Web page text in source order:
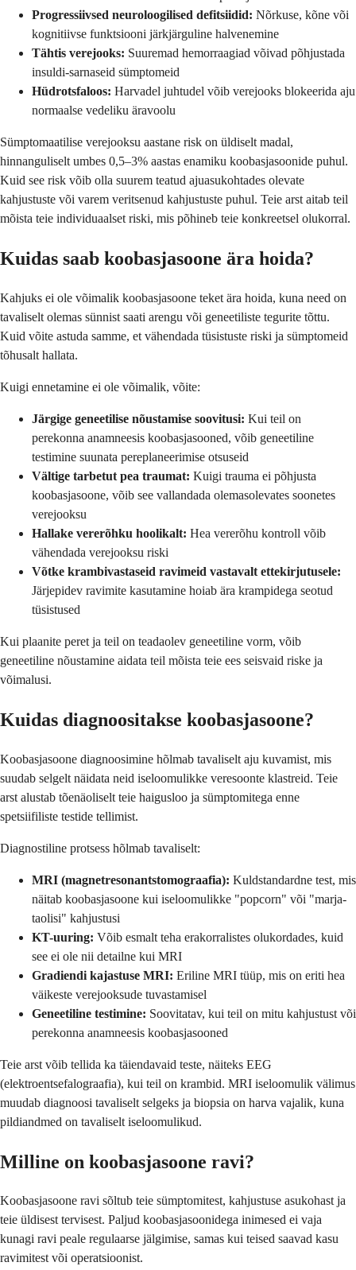
Progressiivsed neuroloogilised defitsiidid: Nõrkuse, kõne või
kognitiivse funktsiooni järkjärguline halvenemine
Tähtis verejooks: Suuremad hemorraagiad võivad põhjustada
insuldi-sarnaseid sümptomeid
Hüdrotsfaloos: Harvadel juhtudel võib verejooks blokeerida aju
normaalse vedeliku äravoolu
Sümptomaatilise verejooksu aastane risk on üldiselt madal,
hinnanguliselt umbes 0,5–3% aastas enamiku koobasjasoonide puhul.
Kuid see risk võib olla suurem teatud ajuasukohtades olevate
kahjustuste või varem veritsenud kahjustuste puhul. Teie arst aitab teil
mõista teie individuaalset riski, mis põhineb teie konkreetsel olukorral.
Kuidas saab koobasjasoone ära hoida?
Kahjuks ei ole võimalik koobasjasoone teket ära hoida, kuna need on
tavaliselt olemas sünnist saati arengu või geneetiliste tegurite tõttu.
Kuid võite astuda samme, et vähendada tüsistuste riski ja sümptomeid
tõhusalt hallata.
Kuigi ennetamine ei ole võimalik, võite:
Järgige geneetilise nõustamise soovitusi: Kui teil on
perekonna anamneesis koobasjasooned, võib geneetiline
testimine suunata pereplaneerimise otsuseid
Vältige tarbetut pea traumat: Kuigi trauma ei põhjusta
koobasjasoone, võib see vallandada olemasolevates soonetes
verejooksu
Hallake vererõhku hoolikalt: Hea vererõhu kontroll võib
vähendada verejooksu riski
Võtke krambivastaseid ravimeid vastavalt ettekirjutusele:
Järjepidev ravimite kasutamine hoiab ära krampidega seotud
tüsistused
Kui plaanite peret ja teil on teadaolev geneetiline vorm, võib
geneetiline nõustamine aidata teil mõista teie ees seisvaid riske ja
võimalusi.
Kuidas diagnoositakse koobasjasoone?
Koobasjasoone diagnoosimine hõlmab tavaliselt aju kuvamist, mis
suudab selgelt näidata neid iseloomulikke veresoonte klastreid. Teie
arst alustab tõenäoliselt teie haigusloo ja sümptomitega enne
spetsiifiliste testide tellimist.
Diagnostiline protsess hõlmab tavaliselt:
MRI (magnetresonantstomograafia): Kuldstandardne test, mis
näitab koobasjasoone kui iseloomulikke "popcorn" või "marja-
taolisi" kahjustusi
KT-uuring: Võib esmalt teha erakorralistes olukordades, kuid
see ei ole nii detailne kui MRI
Gradiendi kajastuse MRI: Eriline MRI tüüp, mis on eriti hea
väikeste verejooksude tuvastamisel
Geneetiline testimine: Soovitatav, kui teil on mitu kahjustust või
perekonna anamneesis koobasjasooned
Teie arst võib tellida ka täiendavaid teste, näiteks EEG
(elektroentsefalograafia), kui teil on krambid. MRI iseloomulik välimus
muudab diagnoosi tavaliselt selgeks ja biopsia on harva vajalik, kuna
pildiandmed on tavaliselt iseloomulikud.
Milline on koobasjasoone ravi?
Koobasjasoone ravi sõltub teie sümptomitest, kahjustuse asukohast ja
teie üldisest tervisest. Paljud koobasjasoonidega inimesed ei vaja
kunagi ravi peale regulaarse jälgimise, samas kui teised saavad kasu
ravimitest või operatsioonist.